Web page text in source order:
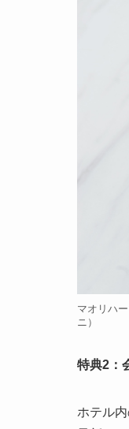
マオリハ
ニ）
特典2：
ホテル